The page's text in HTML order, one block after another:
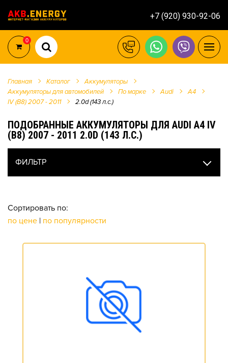
+7 (920) 930-92-06
0
Главная Каталог
Аккумуляторы
Аккумуляторы для автомобилей
По марке Audi
A4
IV (B8) 2007 - 2011
2.0d (143 л.с.)
ПОДОБРАННЫЕ АККУМУЛЯТОРЫ ДЛЯ AUDI A4 IV
(B8) 2007 - 2011 2.0D (143 Л.С.)
ФИЛЬТР
Сортировать по:
по цене | по популярности